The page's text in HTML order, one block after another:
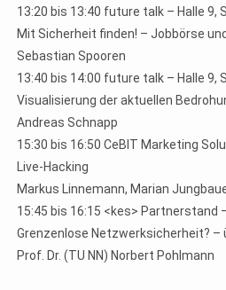
13:20 bis 13:40 future talk – Halle 9,
Mit Sicherheit finden! – Jobbörse
Sebastian Spooren
13:40 bis 14:00 future talk – Halle 9,
Visualisierung der aktuellen
Andreas Schnapp
15:30 bis 16:50 CeBIT Marketing
Live-Hacking
Markus Linnemann, Marian
15:45 bis 16:15 <kes> Partnerstand
Grenzenlose Netzwerksicherheit? –
Prof. Dr. (TU NN) Norbert Pohlmann